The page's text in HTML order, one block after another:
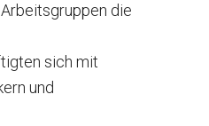
die
sich mit
und